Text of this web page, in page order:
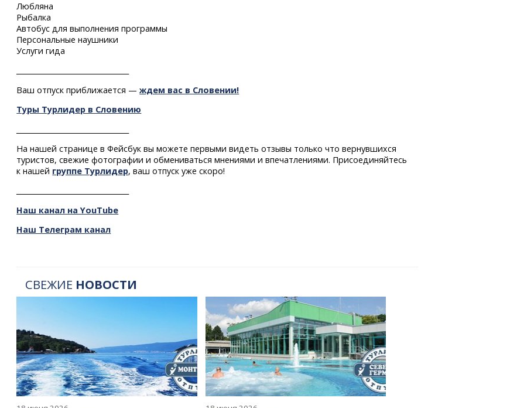
Любляна
Рыбалка
Автобус для выполнения программы
Персональные наушники
Услуги гида
Ваш отпуск приближается —ждем вас в Словении!
Туры Турлидер в Словению
На нашей странице в Фейсбук вы можете первыми видеть отзывы только что вернувшихся
туристов, свежие фотографии и обмениваться мнениями и впечатлениями. Присоединяйтесь
к нашей группе Турлидер, ваш отпуск уже скоро!
Наш канал на YouTube
Наш Телеграм канал
СВЕЖИЕ НОВОСТИ